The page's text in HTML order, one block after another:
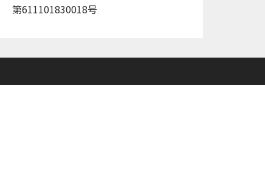
第611101830018号